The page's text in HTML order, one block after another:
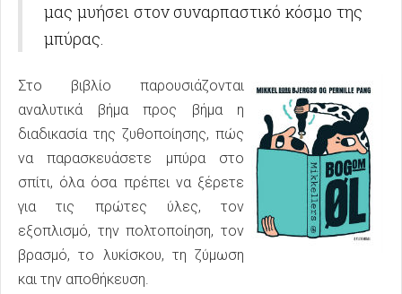
μας μυήσει στον συναρπαστικό κόσμο της
μπύρας.
Στο βιβλίο παρουσιάζονται
αναλυτικά βήμα προς βήμα η
διαδικασία της ζυθοποίησης, πώς
να παρασκευάσετε μπύρα στο
σπίτι, όλα όσα πρέπει να ξέρετε
για τις πρώτες ύλες, τον
εξοπλισμό, την πολτοποίηση, τον
βρασμό, το λυκίσκου, τη ζύμωση
και την αποθήκευση.